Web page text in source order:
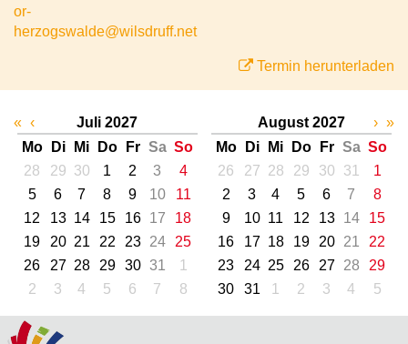
or-
herzogswalde@wilsdruff.net
Termin herunterladen
« ‹
Juli 2027
Mo
Di Mi Do Fr Sa So
28
29 30 1 2 3
4
5
6 7 8 9 10
11
12
13 14 15 16 17
18
19
20 21 22 23 24
25
26
27 28 29 30 31
1
2
3 4 5 6 7 8
August 2027
Mo
Di Mi Do Fr Sa So
26
27 28 29 30 31
1
2
3 4 5 6 7
8
9
10 11 12 13 14
15
16
17 18 19 20 21
22
23
24 25 26 27 28
29
30
31 1 2 3 4 5
› »